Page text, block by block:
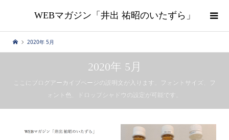
WEBマガジン「井出 祐昭のいたずら」
2020年 5月
2020年 5月
ここにブログアーカイブページの説明文が入ります。フォントサイズ、フ
ォント色、ドロップシャドウの設定が可能です。